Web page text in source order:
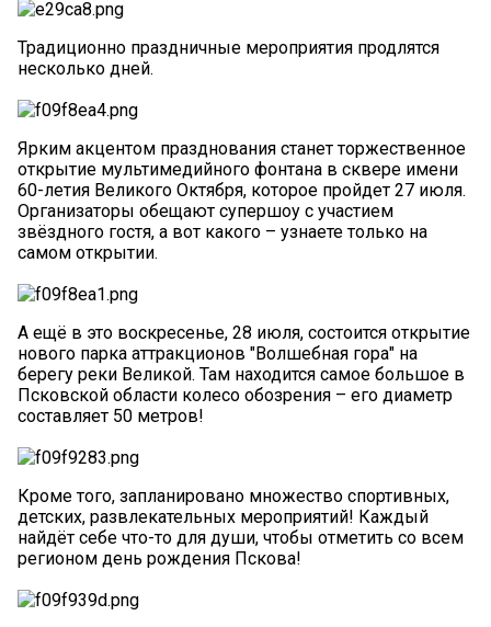
Традиционно праздничные мероприятия продлятся
несколько дней.
Ярким акцентом празднования станет торжественное
открытие мультимедийного фонтана в сквере имени
60-летия Великого Октября, которое пройдет 27 июля.
Организаторы обещают супершоу с участием
звёздного гостя, а вот какого – узнаете только на
самом открытии.
А ещё в это воскресенье, 28 июля, состоится открытие
нового парка аттракционов "Волшебная гора" на
берегу реки Великой. Там находится самое большое в
Псковской области колесо обозрения – его диаметр
составляет 50 метров!
Кроме того, запланировано множество спортивных,
детских, развлекательных мероприятий! Каждый
найдёт себе что-то для души, чтобы отметить со всем
регионом день рождения Пскова!